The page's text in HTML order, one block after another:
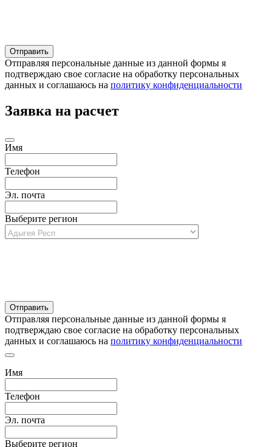
Отправляя персональные данные из данной формы я
подтверждаю свое согласие на обработку персональных
данных и соглашаюсь на политику конфиденциальности
Заявка на расчет
Имя
Телефон
Эл. почта
Выберите регион
Отправляя персональные данные из данной формы я
подтверждаю свое согласие на обработку персональных
данных и соглашаюсь на политику конфиденциальности
Имя
Телефон
Эл. почта
Выберите регион